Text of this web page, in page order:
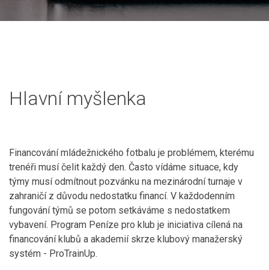
Hlavní myšlenka
Financování mládežnického fotbalu je problémem, kterému
trenéři musí čelit každý den. Často vídáme situace, kdy
týmy musí odmítnout pozvánku na mezinárodní turnaje v
zahraničí z důvodu nedostatku financí. V každodenním
fungování týmů se potom setkáváme s nedostatkem
vybavení. Program Peníze pro klub je iniciativa cílená na
financování klubů a akademií skrze klubový manažerský
systém - ProTrainUp.